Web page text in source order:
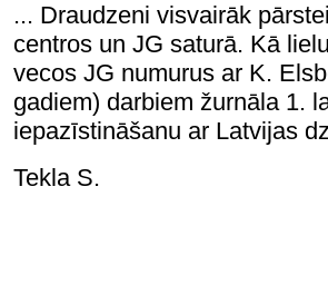
... Draudzeni visvairāk
centros un JG saturā. Kā
vecos JG numurus ar K.
gadiem) darbiem žurnāla 1.
iepazīstināšanu ar Latvijas
Tekla S.